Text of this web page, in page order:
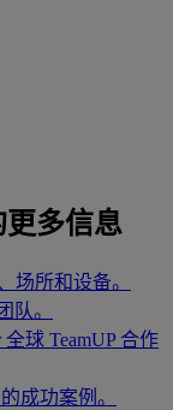
更多信息
场所和设备。
队。
全球 TeamUP 合作
成功案例。